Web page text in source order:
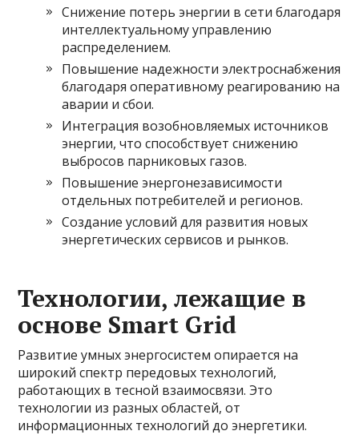
Снижение потерь энергии в сети благодаря
интеллектуальному управлению
распределением.
Повышение надежности электроснабжения
благодаря оперативному реагированию на
аварии и сбои.
Интеграция возобновляемых источников
энергии, что способствует снижению
выбросов парниковых газов.
Повышение энергонезависимости
отдельных потребителей и регионов.
Создание условий для развития новых
энергетических сервисов и рынков.
Технологии, лежащие в
основе Smart Grid
Развитие умных энергосистем опирается на
широкий спектр передовых технологий,
работающих в тесной взаимосвязи. Это
технологии из разных областей, от
информационных технологий до энергетики.